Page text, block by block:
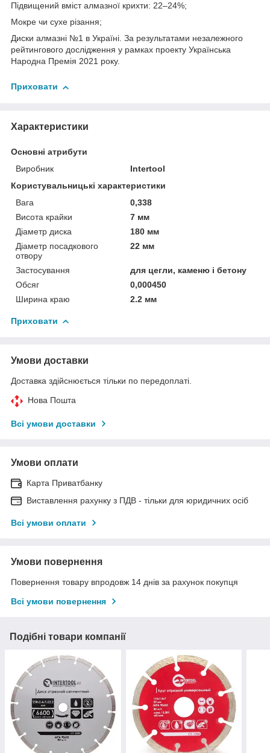
Підвищений вміст алмазної крихти: 22–24%;
Мокре чи сухе різання;
Диски алмазні №1 в Україні. За результатами незалежного
рейтингового дослідження у рамках проекту Українська
Народна Премія 2021 року.
Приховати
Характеристики
Основні атрибути
Виробник
Intertool
Користувальницькі характеристики
Вага
0,338
Висота крайки
7 мм
Діаметр диска
180 мм
Діаметр посадкового
отвору
22 мм
Застосування
для цегли, каменю і бетону
Обсяг
0,000450
Ширина краю
2.2 мм
Приховати
Умови доставки
Доставка здійснюється тільки по передоплаті.
Нова Пошта
Всі умови доставки
Умови оплати
Карта Приватбанку
Виставлення рахунку з ПДВ - тільки для юридичних осіб
Всі умови оплати
Умови повернення
Повернення товару впродовж 14 днів за рахунок покупця
Всі умови повернення
Подібні товари компанії